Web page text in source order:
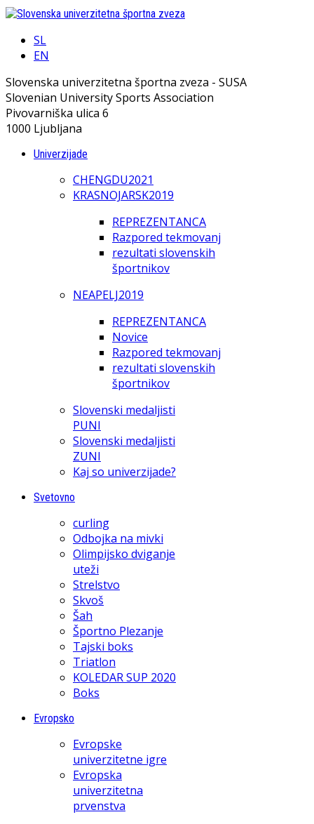
SL
EN
Slovenska univerzitetna športna zveza - SUSA
Slovenian University Sports Association
Pivovarniška ulica 6
1000 Ljubljana
Univerzijade
CHENGDU2021
KRASNOJARSK2019
REPREZENTANCA
Razpored tekmovanj
rezultati slovenskih
športnikov
NEAPELJ2019
REPREZENTANCA
Novice
Razpored tekmovanj
rezultati slovenskih
športnikov
Slovenski medaljisti
PUNI
Slovenski medaljisti
ZUNI
Kaj so univerzijade?
Svetovno
curling
Odbojka na mivki
Olimpijsko dviganje
uteži
Strelstvo
Skvoš
Šah
Športno Plezanje
Tajski boks
Triatlon
KOLEDAR SUP 2020
Boks
Evropsko
Evropske
univerzitetne igre
Evropska
univerzitetna
prvenstva